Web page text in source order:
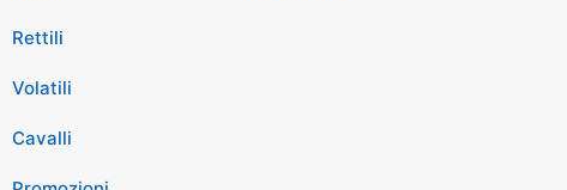
Rettili
Volatili
Cavalli